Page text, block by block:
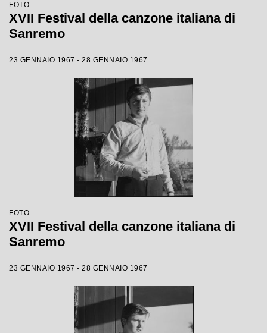
FOTO
XVII Festival della canzone italiana di
Sanremo
23 GENNAIO 1967 - 28 GENNAIO 1967
FOTO
XVII Festival della canzone italiana di
Sanremo
23 GENNAIO 1967 - 28 GENNAIO 1967